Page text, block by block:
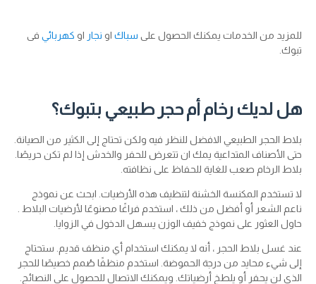
للمزيد من الخدمات يمكنك الحصول على سباك او نجار او كهربائي فى
تبوك.
هل لديك رخام أم حجر طبيعي بتبوك؟
بلاط الحجر الطبيعي الافضل للنظر فيه ولكن تحتاج إلى الكثير من الصيانة.
حتى الأصناف المتداعية يمك ان تتعرض للحفر والخدش إذا لم تكن حريصًا.
بلاط الرخام صعب للغاية للحفاظ على نظافته.
لا تستخدم المكنسة الخشنة لتنظيف هذه الأرضيات. ابحث عن نموذج
ناعم الشعر أو أفضل من ذلك ، استخدم فراغًا مصنوعًا لأرضيات البلاط .
حاول العثور على نموذج خفيف الوزن يسهل الدخول في الزوايا.
عند غسل بلاط الحجر ، أنه لا يمكنك استخدام أي منظف قديم. ستحتاج
إلى شيء محايد من درجة الحموضة. استخدم منظفًا صُمم خصيصًا للحجر
الذي لن يحفر أو يلطخ أرضياتك. ويمكنك الاتصال للحصول على النصائح.